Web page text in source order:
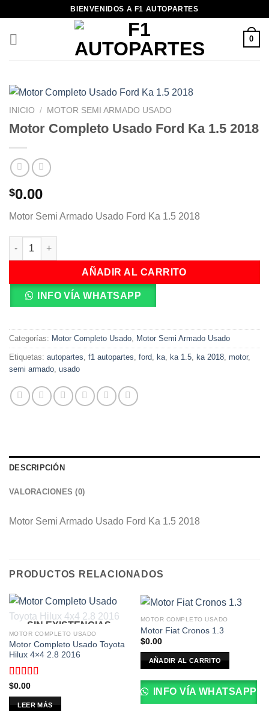
contenido
BIENVENIDOS A F1 AUTOPARTES
0
INICIO / MOTOR SEMI ARMADO USADO
Motor Completo Usado Ford Ka 1.5 2018
$0.00
Motor Semi Armado Usado Ford Ka 1.5 2018
Motor Completo Usado Ford Ka 1.5 2018 cantidad
AÑADIR AL CARRITO
INFO VÍA WHATSAPP
Categorías: Motor Completo Usado Motor Semi Armado Usado
Etiquetas: autopartes f1 autopartes ford ka ka 1.5 ka 2018 motor,
semi armado usado
DESCRIPCIÓN
VALORACIONES (0)
Motor Semi Armado Usado Ford Ka 1.5 2018
PRODUCTOS RELACIONADOS
SIN EXISTENCIAS
MOTOR COMPLETO USADO
Motor Completo Usado Toyota
Hilux 4×4 2.8 2016
Valorado
con4.00
de 5
$0.00
LEER MÁS
MOTOR COMPLETO USADO
Motor Fiat Cronos 1.3
$0.00
AÑADIR AL CARRITO
INFO VÍA WHATSAPP